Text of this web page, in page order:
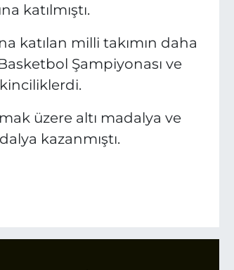
katılmıştı.
katılan milli takımın daha
Şampiyonası ve
üzere altı madalya ve
kazanmıştı.